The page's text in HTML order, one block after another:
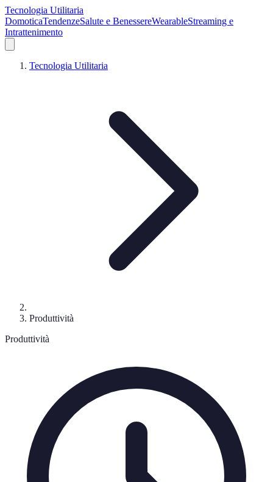
Tecnologia Utilitaria
DomoticaTendenzeSalute e BenessereWearableStreaming e
Intrattenimento
Tecnologia Utilitaria
Produttività
Produttività